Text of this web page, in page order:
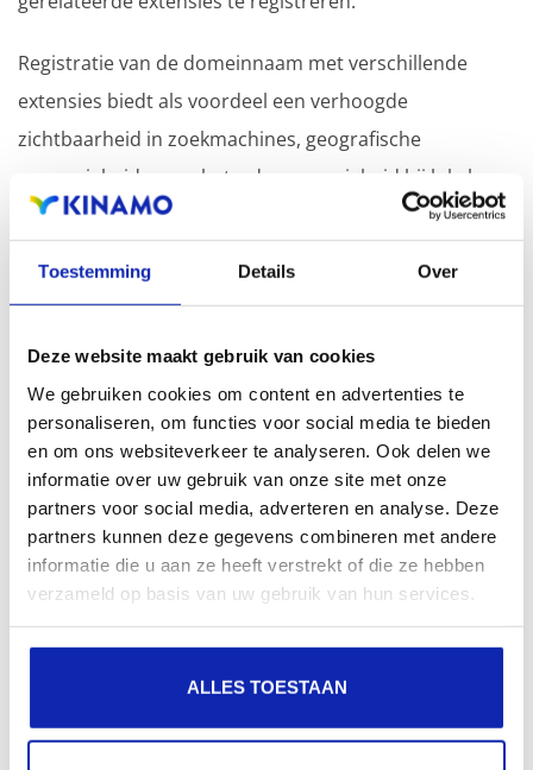
Toestemming Details Over
Deze website maakt gebruik van cookies
We gebruiken cookies om content en advertenties te
personaliseren, om functies voor social media te bieden
en om ons websiteverkeer te analyseren. Ook delen we
informatie over uw gebruik van onze site met onze
partners voor social media, adverteren en analyse. Deze
partners kunnen deze gegevens combineren met andere
informatie die u aan ze heeft verstrekt of die ze hebben
verzameld op basis van uw gebruik van hun services.
ALLES TOESTAAN
Registratie van de domeinnaam met verschillende
extensies biedt als voordeel een verhoogde
zichtbaarheid in zoekmachines, geografische
aanwezigheid en verbeterde aanwezigheid bij lokale
zoekresultaten in zoekmachines.
Registreer uw domeinnamen